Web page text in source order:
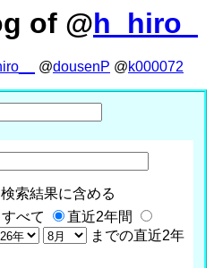
of @h_hiro_
@dousenP @k000072
検索結果に含める
すべて
直近2年間
までの直近2年